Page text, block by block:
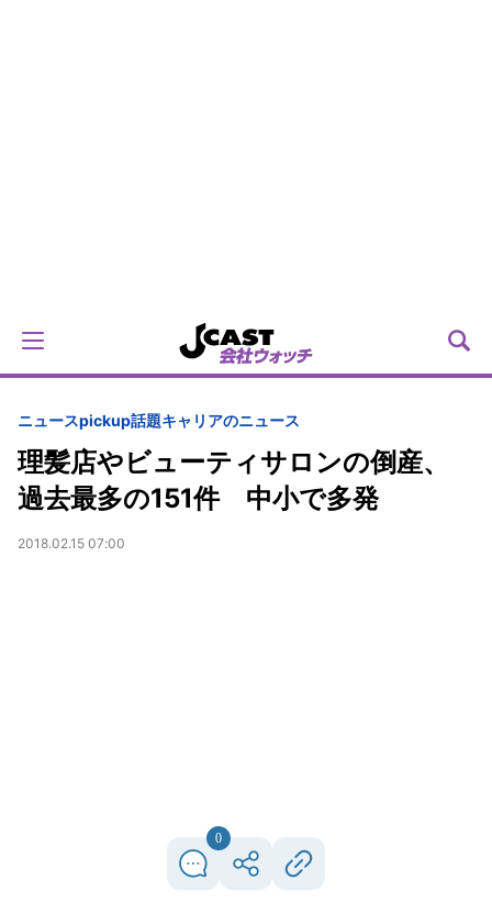
ニュースpickup話題キャリアのニュース
理髪店やビューティサロンの倒産、
過去最多の151件 中小で多発
2018.02.15 07:00
0